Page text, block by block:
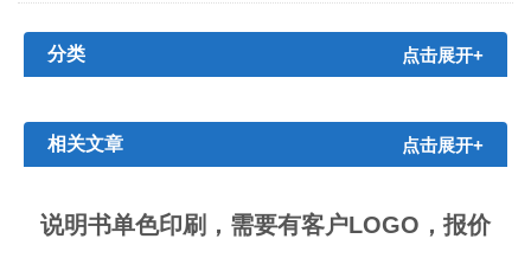
分类 点击展开+
相关文章 点击展开+
说明书单色印刷，需要有客户LOGO，报价